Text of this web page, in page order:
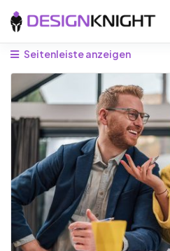
Seitenleiste anzeigen